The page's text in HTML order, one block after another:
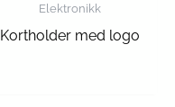
Elektronikk
Kortholder med logo